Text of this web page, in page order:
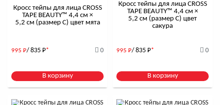
Кросс тейпы для лица CROSS
TAPE BEAUTY™ 4,4 см ×
5,2 см (размер C) цвет мята
995 Р/ 835 Р* 0
В корзину
Кросс тейпы для лица CROSS
TAPE BEAUTY™ 4,4 см ×
5,2 см (размер C) цвет
сакура
995 Р/ 835 Р* 0
В корзину